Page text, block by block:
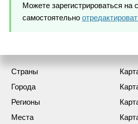
Можете зарегистрироваться на
самостоятельно
Страны
Города
Регионы
Места